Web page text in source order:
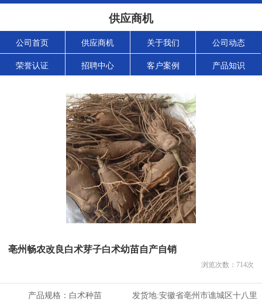
供应商机
公司首页 供应商机 关于我们 公司动态
荣誉认证 招聘中心 客户案例 产品知识
亳州畅农改良白术芽子白术幼苗自产自销
浏览次数： 714次
产品规格： 白术种苗 发货地:安徽省亳州市谯城区十八里